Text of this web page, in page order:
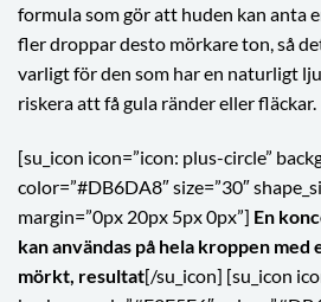
formula som gör att huden kan anta
fler droppar desto mörkare ton, så
varligt för den som har en naturligt
riskera att få gula ränder eller fläckar.
[su_icon icon=”icon: plus-circle”
color=”#DB6DA8″ size=”30″
margin=”0px 20px 5px 0px”] En
kan användas på hela kroppen med
mörkt, resultat[/su_icon] [su_icon